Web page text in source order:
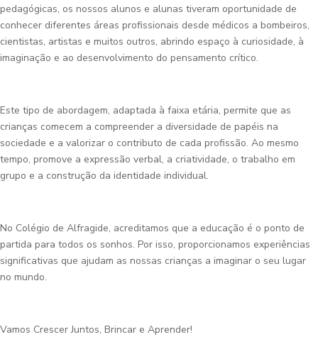
pedagógicas, os nossos alunos e alunas tiveram oportunidade de
conhecer diferentes áreas profissionais desde médicos a bombeiros,
cientistas, artistas e muitos outros, abrindo espaço à curiosidade, à
imaginação e ao desenvolvimento do pensamento crítico.
Este tipo de abordagem, adaptada à faixa etária, permite que as
crianças comecem a compreender a diversidade de papéis na
sociedade e a valorizar o contributo de cada profissão. Ao mesmo
tempo, promove a expressão verbal, a criatividade, o trabalho em
grupo e a construção da identidade individual.
No Colégio de Alfragide, acreditamos que a educação é o ponto de
partida para todos os sonhos. Por isso, proporcionamos experiências
significativas que ajudam as nossas crianças a imaginar o seu lugar
no mundo.
Vamos Crescer Juntos, Brincar e Aprender!